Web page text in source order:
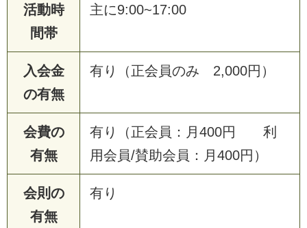
活動時
間帯
主に9:00~17:00
入会金
の有無
有り（正会員のみ 2,000円）
会費の
有無
有り（正会員：月400円 利
用会員/賛助会員：月400円）
会則の
有無
有り